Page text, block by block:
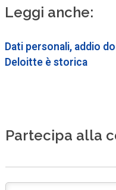
Leggi anche:
Dati personali, addio
Deloitte è storica
Partecipa alla